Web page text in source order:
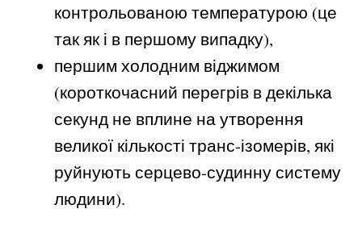
контрольованою температурою (це
так як і в першому випадку),
першим холодним віджимом
(короткочасний перегрів в декілька
секунд не вплине на утворення
великої кількості транс-ізомерів, які
руйнують серцево-судинну систему
людини).